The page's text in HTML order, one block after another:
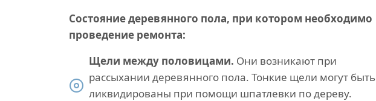
Состояние деревянного пола, при котором необходимо
проведение ремонта:
Щели между половицами. Они возникают при
рассыхании деревянного пола. Тонкие щели могут быть
ликвидированы при помощи шпатлевки по дереву.